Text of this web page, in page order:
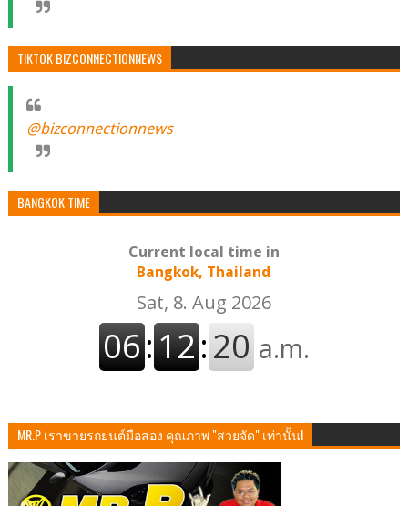
TIKTOK BIZCONNECTIONNEWS
@bizconnectionnews
BANGKOK TIME
Current local time in
Bangkok, Thailand
MR.P เราขายรถยนต์มือสอง คุณภาพ "สวยจัด" เท่านั้น!